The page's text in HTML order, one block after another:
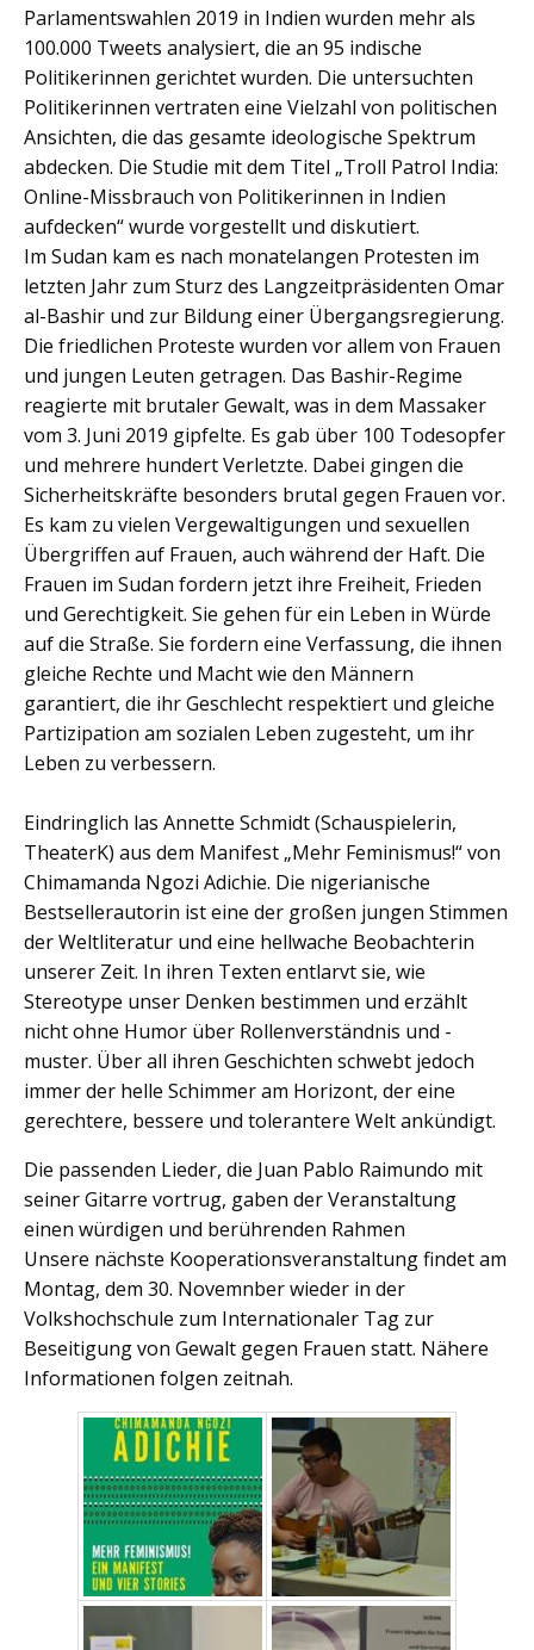
Parlamentswahlen 2019 in Indien wurden mehr als
100.000 Tweets analysiert, die an 95 indische
Politikerinnen gerichtet wurden. Die untersuchten
Politikerinnen vertraten eine Vielzahl von politischen
Ansichten, die das gesamte ideologische Spektrum
abdecken. Die Studie mit dem Titel „Troll Patrol India:
Online-Missbrauch von Politikerinnen in Indien
aufdecken“ wurde vorgestellt und diskutiert.
Im Sudan kam es nach monatelangen Protesten im
letzten Jahr zum Sturz des Langzeitpräsidenten Omar
al-Bashir und zur Bildung einer Übergangsregierung.
Die friedlichen Proteste wurden vor allem von Frauen
und jungen Leuten getragen. Das Bashir-Regime
reagierte mit brutaler Gewalt, was in dem Massaker
vom 3. Juni 2019 gipfelte. Es gab über 100 Todesopfer
und mehrere hundert Verletzte. Dabei gingen die
Sicherheitskräfte besonders brutal gegen Frauen vor.
Es kam zu vielen Vergewaltigungen und sexuellen
Übergriffen auf Frauen, auch während der Haft. Die
Frauen im Sudan fordern jetzt ihre Freiheit, Frieden
und Gerechtigkeit. Sie gehen für ein Leben in Würde
auf die Straße. Sie fordern eine Verfassung, die ihnen
gleiche Rechte und Macht wie den Männern
garantiert, die ihr Geschlecht respektiert und gleiche
Partizipation am sozialen Leben zugesteht, um ihr
Leben zu verbessern.
Eindringlich las Annette Schmidt (Schauspielerin,
TheaterK) aus dem Manifest „Mehr Feminismus!“ von
Chimamanda Ngozi Adichie. Die nigerianische
Bestsellerautorin ist eine der großen jungen Stimmen
der Weltliteratur und eine hellwache Beobachterin
unserer Zeit. In ihren Texten entlarvt sie, wie
Stereotype unser Denken bestimmen und erzählt
nicht ohne Humor über Rollenverständnis und -
muster. Über all ihren Geschichten schwebt jedoch
immer der helle Schimmer am Horizont, der eine
gerechtere, bessere und tolerantere Welt ankündigt.
Die passenden Lieder, die Juan Pablo Raimundo mit
seiner Gitarre vortrug, gaben der Veranstaltung
einen würdigen und berührenden Rahmen
Unsere nächste Kooperationsveranstaltung findet am
Montag, dem 30. Novemnber wieder in der
Volkshochschule zum Internationaler Tag zur
Beseitigung von Gewalt gegen Frauen statt. Nähere
Informationen folgen zeitnah.